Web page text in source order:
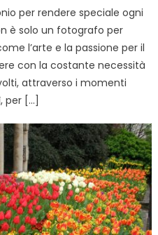
per rendere speciale ogni
è solo un fotografo per
l’arte e la passione per il
con la costante necessità
attraverso i momenti
per […]